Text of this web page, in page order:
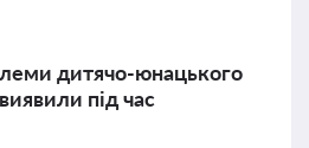
дитячо-юнацького
під час